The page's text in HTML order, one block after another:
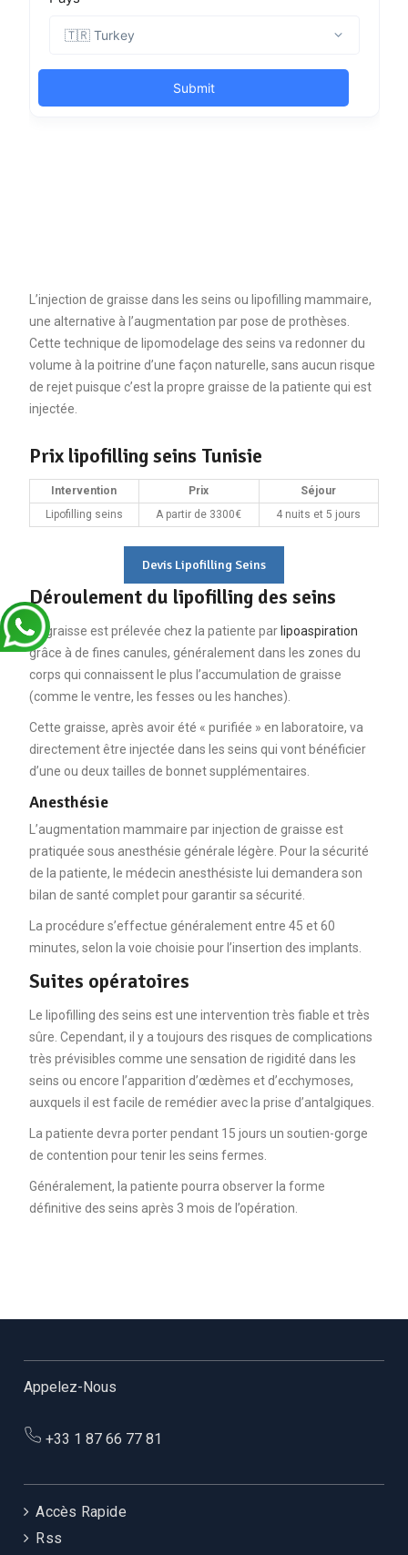
L’injection de graisse dans les seins ou lipofilling mammaire,
une alternative à l’augmentation par pose de prothèses.
Cette technique de lipomodelage des seins va redonner du
volume à la poitrine d’une façon naturelle, sans aucun risque
de rejet puisque c’est la propre graisse de la patiente qui est
injectée.
Prix lipofilling seins Tunisie
Intervention Prix
Séjour
Lipofilling seins
A partir de 3300€ 4 nuits et 5 jours
Devis Lipofilling Seins
Déroulement du lipofilling des seins
La graisse est prélevée chez la patiente par lipoaspiration
grâce à de fines canules, généralement dans les zones du
corps qui connaissent le plus l’accumulation de graisse
(comme le ventre, les fesses ou les hanches).
Cette graisse, après avoir été « purifiée » en laboratoire, va
directement être injectée dans les seins qui vont bénéficier
d’une ou deux tailles de bonnet supplémentaires.
Anesthésie
L’augmentation mammaire par injection de graisse est
pratiquée sous anesthésie générale légère. Pour la sécurité
de la patiente, le médecin anesthésiste lui demandera son
bilan de santé complet pour garantir sa sécurité.
La procédure s’effectue généralement entre 45 et 60
minutes, selon la voie choisie pour l’insertion des implants.
Suites opératoires
Le lipofilling des seins est une intervention très fiable et très
sûre. Cependant, il y a toujours des risques de complications
très prévisibles comme une sensation de rigidité dans les
seins ou encore l’apparition d’œdèmes et d’ecchymoses,
auxquels il est facile de remédier avec la prise d’antalgiques.
La patiente devra porter pendant 15 jours un soutien-gorge
de contention pour tenir les seins fermes.
Généralement, la patiente pourra observer la forme
définitive des seins après 3 mois de l’opération.
Appelez-Nous
+33 1 87 66 77 81
Accès Rapide
Rss